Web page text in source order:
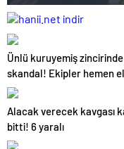
Ünlü kuruyemiş zincirinde
skandal! Ekipler hemen el
koydu
Alacak verecek kavgası
bitti! 6 yaralı